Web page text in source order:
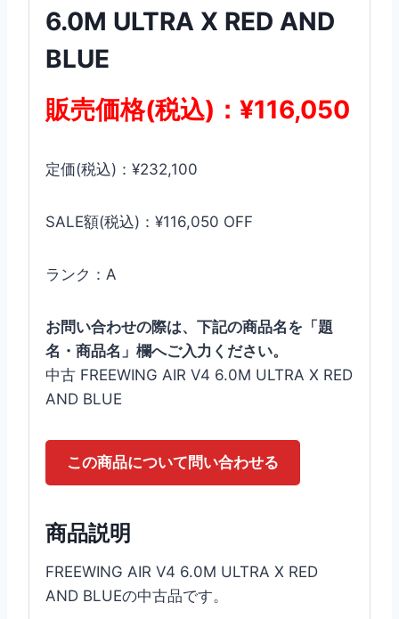
6.0M ULTRA X RED AND
BLUE
販売価格(税込)：¥116,050
定価(税込)：¥232,100
SALE額(税込)：¥116,050 OFF
ランク：A
お問い合わせの際は、下記の商品名を「題
名・商品名」欄へご入力ください。
中古 FREEWING AIR V4 6.0M ULTRA X RED
AND BLUE
この商品について問い合わせる
商品説明
FREEWING AIR V4 6.0M ULTRA X RED
AND BLUEの中古品です。